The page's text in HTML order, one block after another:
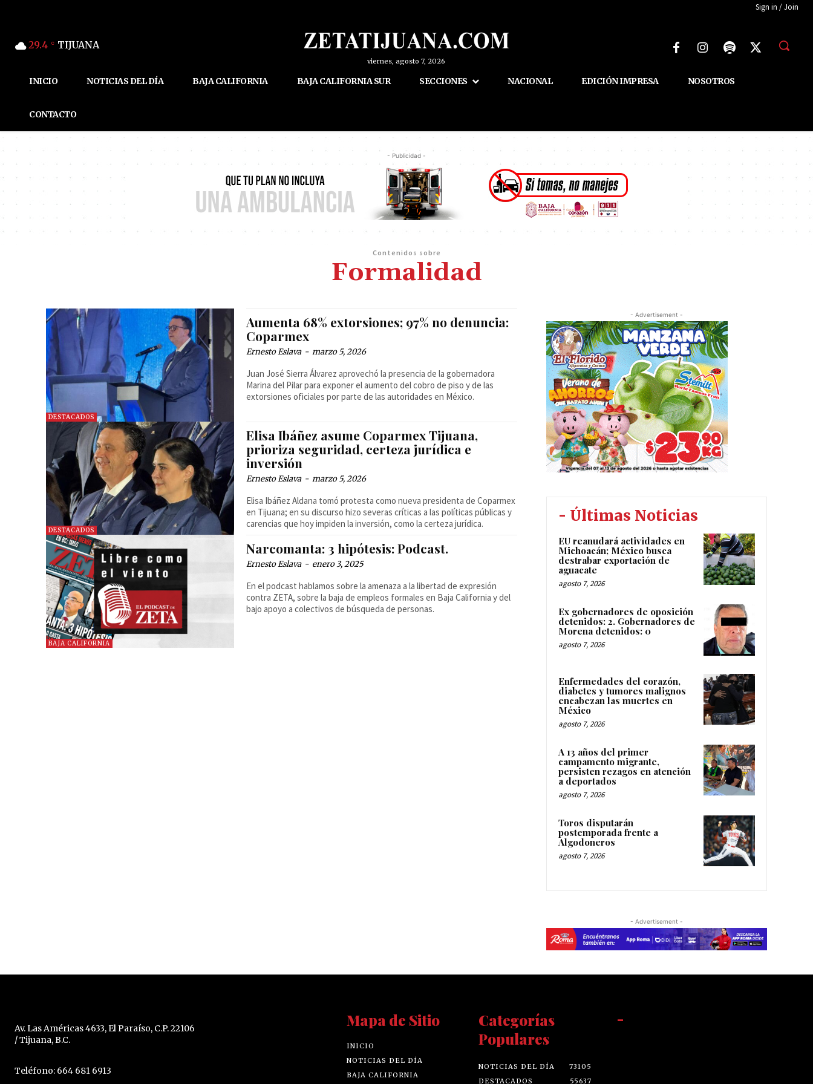
Sign in / Join
29.4 C TIJUANA
viernes, agosto 7, 2026
INICIO NOTICIAS DEL DÍA BAJA CALIFORNIA BAJA CALIFORNIA SUR SECCIONES NACIONAL EDICIÓN IMPRESA NOSOTROS
CONTACTO
- Publicidad -
Contenidos sobre
Formalidad
DESTACADOS
Aumenta 68% extorsiones; 97% no denuncia:
Coparmex
Ernesto Eslava - marzo 5, 2026
Juan José Sierra Álvarez aprovechó la presencia de la gobernadora
Marina del Pilar para exponer el aumento del cobro de piso y de las
extorsiones oficiales por parte de las autoridades en México.
DESTACADOS
Elisa Ibáñez asume Coparmex Tijuana,
prioriza seguridad, certeza jurídica e
inversión
Ernesto Eslava - marzo 5, 2026
Elisa Ibáñez Aldana tomó protesta como nueva presidenta de Coparmex
en Tijuana; en su discurso hizo severas críticas a las políticas públicas y
carencias que hoy impiden la inversión, como la certeza jurídica.
BAJA CALIFORNIA
Narcomanta: 3 hipótesis: Podcast.
Ernesto Eslava - enero 3, 2025
En el podcast hablamos sobre la amenaza a la libertad de expresión
contra ZETA, sobre la baja de empleos formales en Baja California y del
bajo apoyo a colectivos de búsqueda de personas.
- Advertisement -
- Últimas Noticias
EU reanudará actividades en
Michoacán; México busca
destrabar exportación de
aguacate
agosto 7, 2026
Ex gobernadores de oposición
detenidos: 2. Gobernadores de
Morena detenidos: 0
agosto 7, 2026
Enfermedades del corazón,
diabetes y tumores malignos
encabezan las muertes en
México
agosto 7, 2026
A 13 años del primer
campamento migrante,
persisten rezagos en atención
a deportados
agosto 7, 2026
Toros disputarán
postemporada frente a
Algodoneros
agosto 7, 2026
- Advertisement -
Av. Las Américas 4633, El Paraíso, C.P. 22106
/ Tijuana, B.C.
Teléfono: 664 681 6913
Mapa de Sitio
INICIO
NOTICIAS DEL DÍA
BAJA CALIFORNIA
Categorías
Populares
NOTICIAS DEL DÍA
73105
DESTACADOS
55637
-